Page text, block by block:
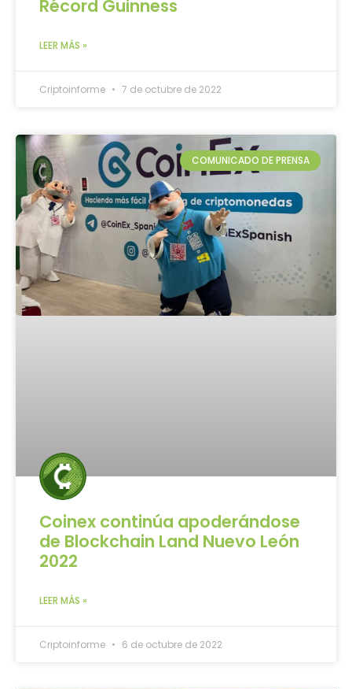
Récord Guinness
LEER MÁS »
Criptoinforme 7 de octubre de 2022
COMUNICADO DE PRENSA
Coinex continúa apoderándose
de Blockchain Land Nuevo León
2022
LEER MÁS »
Criptoinforme 6 de octubre de 2022